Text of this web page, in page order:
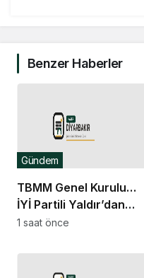
Benzer Haberler
TBMM Genel Kurulu…
İYİ Partili Yaldır’dan
“Islah olmayan failler
inşa edelim” önerisi
Gündem
1 saat önce